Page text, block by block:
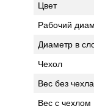
Цвет
Рабочий
Диаметр в
Чехол
Вес без чехла
Вес с чехлом